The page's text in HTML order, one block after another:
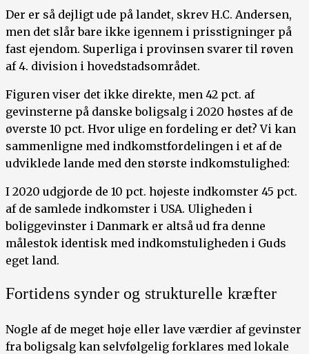
Der er så dejligt ude på landet, skrev H.C. Andersen,
men det slår bare ikke igennem i prisstigninger på
fast ejendom. Superliga i provinsen svarer til røven
af 4. division i hovedstadsområdet.
Figuren viser det ikke direkte, men 42 pct. af
gevinsterne på danske boligsalg i 2020 høstes af de
øverste 10 pct. Hvor ulige en fordeling er det? Vi kan
sammenligne med indkomstfordelingen i et af de
udviklede lande med den største indkomstulighed:
I 2020 udgjorde de 10 pct. højeste indkomster 45 pct.
af de samlede indkomster i USA. Uligheden i
boliggevinster i Danmark er altså ud fra denne
målestok identisk med indkomstuligheden i Guds
eget land.
Fortidens synder og strukturelle kræfter
Nogle af de meget høje eller lave værdier af gevinster
fra boligsalg kan selvfølgelig forklares med lokale